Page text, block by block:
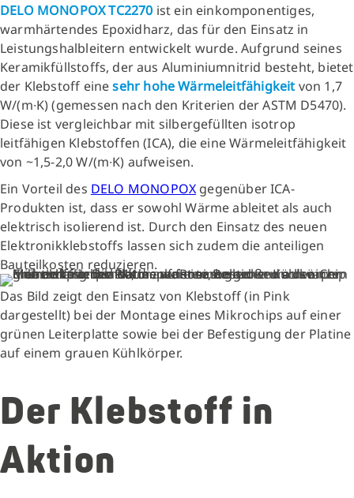
DELO MONOPOX TC2270 ist ein einkomponentiges,
warmhärtendes Epoxidharz, das für den Einsatz in
Leistungshalbleitern entwickelt wurde. Aufgrund seines
Keramikfüllstoffs, der aus Aluminiumnitrid besteht, bietet
der Klebstoff einesehr hohe Wärmeleitfähigkeit von 1,7
W/(m∙K) (gemessen nach den Kriterien der ASTM D5470).
Diese ist vergleichbar mit silbergefüllten isotrop
leitfähigen Klebstoffen (ICA), die eine Wärmeleitfähigkeit
von ~1,5-2,0 W/(m∙K) aufweisen.
Ein Vorteil des DELO MONOPOX gegenüber ICA-
Produkten ist, dass er sowohl Wärme ableitet als auch
elektrisch isolierend ist. Durch den Einsatz des neuen
Elektronikklebstoffs lassen sich zudem die anteiligen
Bauteilkosten reduzieren.
Das Bild zeigt den Einsatz von Klebstoff (in Pink
dargestellt) bei der Montage eines Mikrochips auf einer
grünen Leiterplatte sowie bei der Befestigung der Platine
auf einem grauen Kühlkörper.
Der Klebstoff in
Aktion